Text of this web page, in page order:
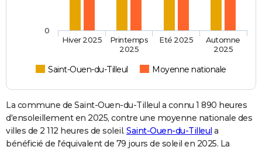
Saint-Ouen-du-Tilleul Moyenne nationale
Hiver 2025
Printemps
2025
Eté 2025
Automne
2025
0
La commune de Saint-Ouen-du-Tilleul a connu 1 890 heures
d'ensoleillement en 2025, contre une moyenne nationale des
villes de 2 112 heures de soleil. Saint-Ouen-du-Tilleul a
bénéficié de l'équivalent de 79 jours de soleil en 2025. La